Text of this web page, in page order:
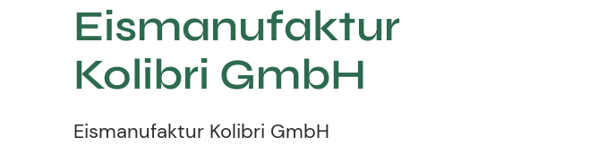
Eismanufaktur
Kolibri GmbH
Eismanufaktur Kolibri GmbH